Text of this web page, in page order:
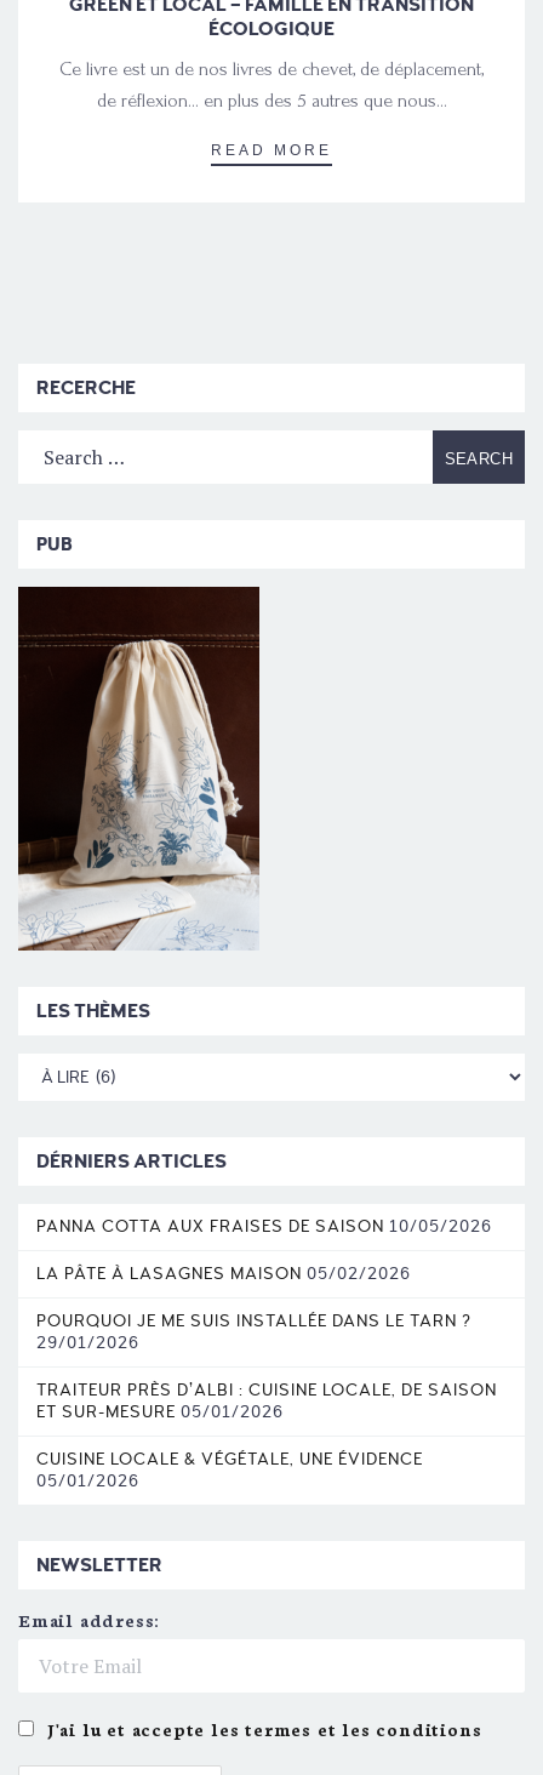
GREEN ET LOCAL – FAMILLE EN TRANSITION
ÉCOLOGIQUE
Ce livre est un de nos livres de chevet, de déplacement,
de réflexion… en plus des 5 autres que nous…
READ MORE
RECERCHE
PUB
LES THÈMES
DÉRNIERS ARTICLES
PANNA COTTA AUX FRAISES DE SAISON 10/05/2026
LA PÂTE À LASAGNES MAISON 05/02/2026
POURQUOI JE ME SUIS INSTALLÉE DANS LE TARN ?
29/01/2026
TRAITEUR PRÈS D’ALBI : CUISINE LOCALE, DE SAISON
ET SUR-MESURE 05/01/2026
CUISINE LOCALE & VÉGÉTALE, UNE ÉVIDENCE
05/01/2026
NEWSLETTER
Email address:
J'ai lu et accepte les termes et les conditions